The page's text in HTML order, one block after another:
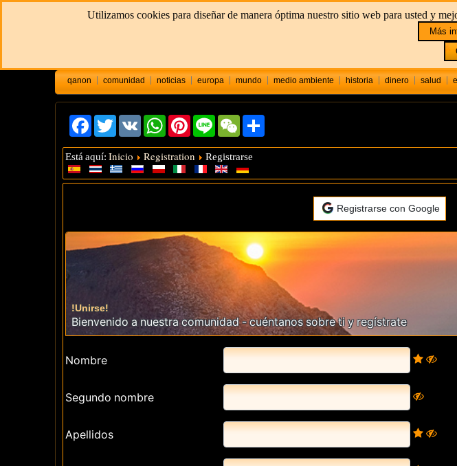
Utilizamos cookies para diseñar de manera óptima nuestro sitio web para usted y
Más
qanon comunidad noticias europa mundo medio ambiente historia dinero salud
Facebook
Twitter VK WhatsAppPinterestLine WeChat
Está aquí: Inicio Registration Registrarse
Registrarse con Google
!Unirse!
Bienvenido a nuestra comunidad - cuéntanos sobre ti y regístrate
Nombre
Segundo nombre
Apellidos